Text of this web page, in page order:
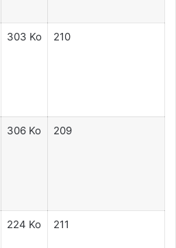
303 Ko 210
306 Ko 209
224 Ko 211